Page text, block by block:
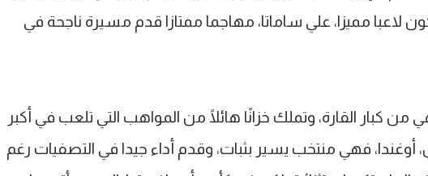
لاعبا مميزا، علي ساماتا، مهاجما ممتازا قدم مسيرة ناجحة في
من كبار القارة، وتملك خزانًا هائلًا من المواهب التي تلعب في أكبر
أوغندا، فهي منتخب يسير بثبات، وقدم أداء جيدا في التصفيات رغم